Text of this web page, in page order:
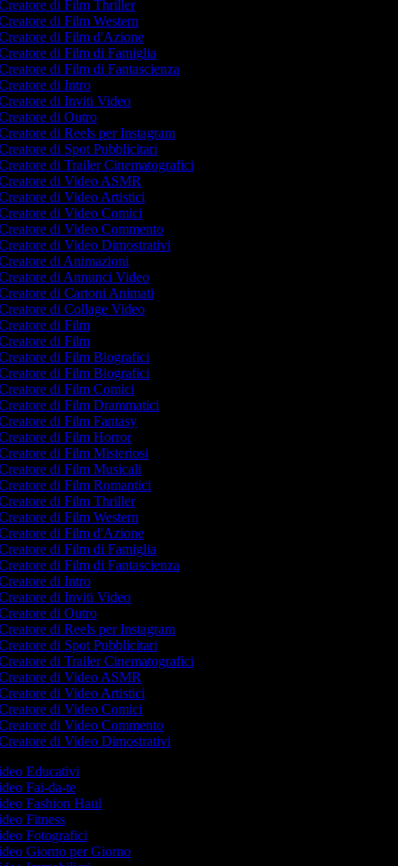
di Film Thriller
di Film Western
di Film d'Azione
di Film di Famiglia
di Film di Fantascienza
di Intro
di Inviti Video
di Outro
di Reels per Instagram
di Spot Pubblicitari
di Trailer Cinematografici
di Video ASMR
di Video Artistici
di Video Comici
di Video Commento
di Video Dimostrativi
di Animazioni
di Annunci Video
di Cartoni Animati
di Collage Video
di Film
di Film
di Film Biografici
di Film Biografici
di Film Comici
di Film Drammatici
di Film Fantasy
di Film Horror
di Film Misteriosi
di Film Musicali
di Film Romantici
di Film Thriller
di Film Western
di Film d'Azione
di Film di Famiglia
di Film di Fantascienza
di Intro
di Inviti Video
di Outro
di Reels per Instagram
di Spot Pubblicitari
di Trailer Cinematografici
di Video ASMR
di Video Artistici
di Video Comici
di Video Commento
di Video Dimostrativi
Educativi
Fai-da-te
Fashion Haul
Fitness
Fotografici
Giorno per Giorno